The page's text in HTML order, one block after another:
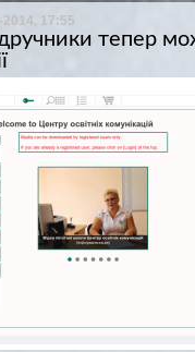
2014, 17:55
тепер